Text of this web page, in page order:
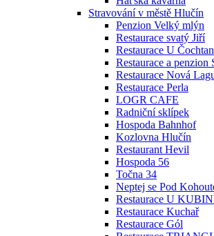
Stravování v městě Hlučín
Penzion Velký mlýn
Restaurace svatý Jiří
Restaurace U
Restaurace a penzion
Restaurace Nová
Restaurace Perla
LOGR CAFE
Radniční sklípek
Hospoda Bahnhof
Kozlovna Hlučín
Restaurant Hevil
Hospoda 56
Točna 34
Neptej se Pod
Restaurace U
Restaurace Kuchař
Restaurace Gól